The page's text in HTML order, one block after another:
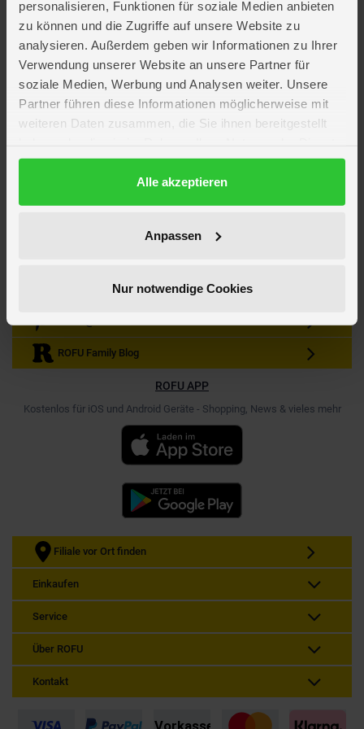
personalisieren, Funktionen für soziale Medien anbieten
zu können und die Zugriffe auf unsere Website zu
analysieren. Außerdem geben wir Informationen zu Ihrer
Verwendung unserer Website an unsere Partner für
soziale Medien, Werbung und Analysen weiter. Unsere
Partner führen diese Informationen möglicherweise mit
weiteren Daten zusammen, die Sie ihnen bereitgestellt
gesammelt haben.
DatenschutzerklärungAlle akzeptieren
Anpassen
Nur notwendige Cookies
Kein Angebot mehr verpassen
Zum Newsletter anmelden & Vorteile sichern
Anmelden
Gutscheine & Gewinnspiele
Neuheiten, Trends & Angebote
Werde unser Fan auf Facebook
ROFU Family Blog
ROFU APP
Kostenlos für iOS und Android Geräte - Shopping, News & vieles mehr
Filiale vor Ort finden
Einkaufen
Service
Über ROFU
Kontakt